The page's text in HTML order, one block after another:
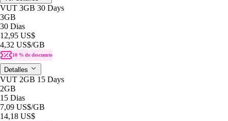
VUT 3GB 30 Days
3GB
30 Dias
12,95 US$
4,32 US$/GB
10 % de descuento
Detalles
VUT 2GB 15 Days
2GB
15 Dias
7,09 US$/GB
14,18 US$